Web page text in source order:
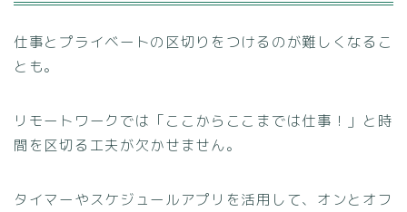
仕事とプライベートの区切りをつけるのが難しくなるこ
とも。
リモートワークでは「ここからここまでは仕事！」と時
間を区切る工夫が欠かせません。
タイマーやスケジュールアプリを活用して、オンとオフ